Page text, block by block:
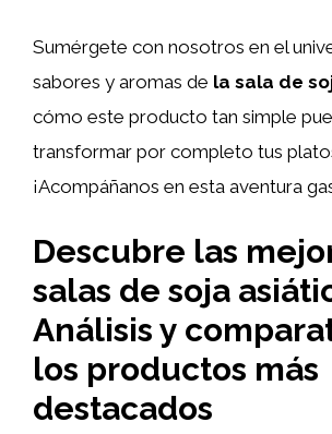
Sumérgete con nosotros en el
sabores y aromas de la sala de
cómo este producto tan simple
transformar por completo tus
¡Acompáñanos en esta aventura
Descubre las
salas de soja
Análisis y
los productos más
destacados